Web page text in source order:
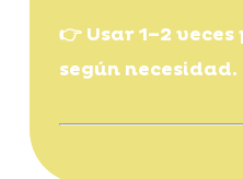
👉 Usar 1–2
según necesidad.